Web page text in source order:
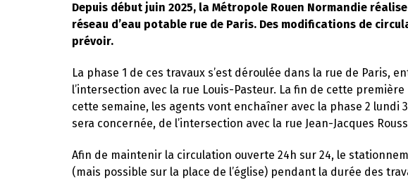
Depuis début juin 2025, la Métropole Rouen Normandie
réseau d’eau potable rue de Paris. Des modifications de
prévoir.
La phase 1 de ces travaux s’est déroulée dans la rue de Paris,
l’intersection avec la rue Louis-Pasteur. La fin de cette
cette semaine, les agents vont enchaîner avec la phase 2 lundi
sera concernée, de l’intersection avec la rue Jean-Jacques
Afin de maintenir la circulation ouverte 24h sur 24, le
(mais possible sur la place de l’église) pendant la durée des